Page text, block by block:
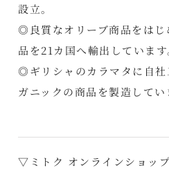
設立。
◎良質なオリーブ商品をはじ
品を21カ国へ輸出しています
◎ギリシャのカラマタに自
ガニックの商品を製造してい
▽ミトク オンラインショップ